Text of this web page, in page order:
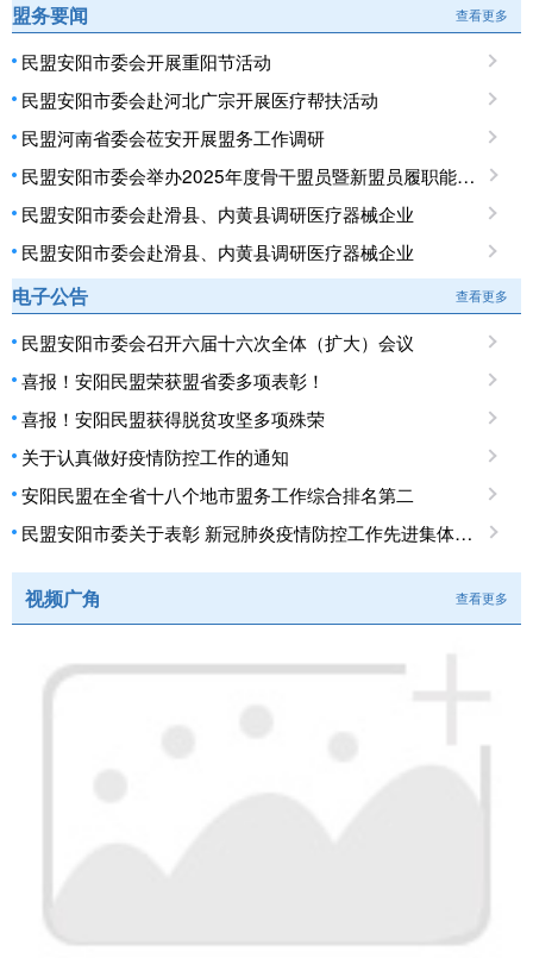
盟务要闻 查看更多
民盟安阳市委会开展重阳节活动
民盟安阳市委会赴河北广宗开展医疗帮扶活动
民盟河南省委会莅安开展盟务工作调研
民盟安阳市委会举办2025年度骨干盟员暨新盟员履职能力培训班
民盟安阳市委会赴滑县、内黄县调研医疗器械企业
民盟安阳市委会赴滑县、内黄县调研医疗器械企业
电子公告 查看更多
民盟安阳市委会召开六届十六次全体（扩大）会议
喜报！安阳民盟荣获盟省委多项表彰！
喜报！安阳民盟获得脱贫攻坚多项殊荣
关于认真做好疫情防控工作的通知
安阳民盟在全省十八个地市盟务工作综合排名第二
民盟安阳市委关于表彰 新冠肺炎疫情防控工作先进集体、先进个人的决定
视频广角 查看更多